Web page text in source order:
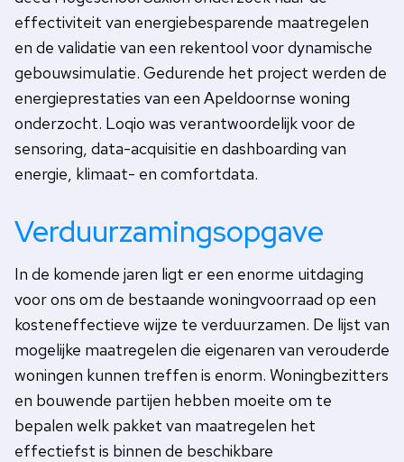
effectiviteit van energiebesparende maatregelen
en de validatie van een rekentool voor dynamische
gebouwsimulatie. Gedurende het project werden de
energieprestaties van een Apeldoornse woning
onderzocht. Loqio was verantwoordelijk voor de
sensoring, data-acquisitie en dashboarding van
energie, klimaat- en comfortdata.
Verduurzamingsopgave
In de komende jaren ligt er een enorme uitdaging
voor ons om de bestaande woningvoorraad op een
kosteneffectieve wijze te verduurzamen. De lijst van
mogelijke maatregelen die eigenaren van verouderde
woningen kunnen treffen is enorm. Woningbezitters
en bouwende partijen hebben moeite om te
bepalen welk pakket van maatregelen het
effectiefst is binnen de beschikbare